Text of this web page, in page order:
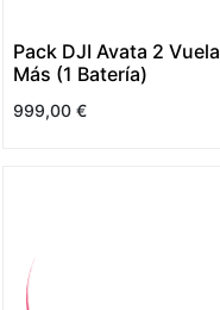
Pack DJI Avata 2 Vuela
Más (1 Batería)
999,00 €